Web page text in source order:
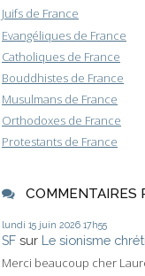
Juifs de France
Evangéliques de France
Catholiques de France
Bouddhistes de France
Musulmans de France
Orthodoxes de France
Protestants de France
COMMENTAIRES
lundi 15 juin 2026 17h55
SF sur Le sionisme
Merci beaucoup cher